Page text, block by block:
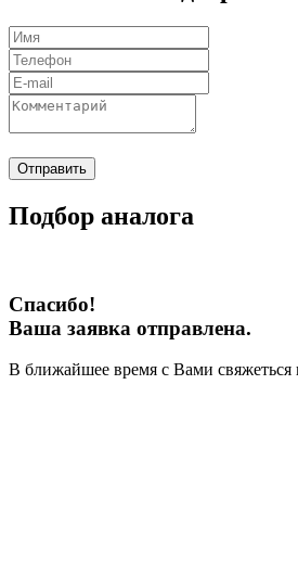
Отправить
Подбор аналога
Спасибо!
Ваша заявка отправлена.
В ближайшее время с Вами свяжеться